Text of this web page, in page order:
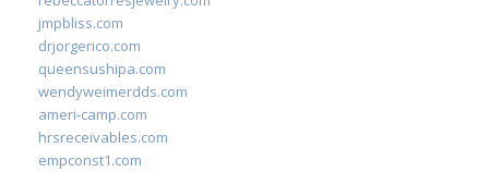
jmpbliss.com
drjorgerico.com
queensushipa.com
wendyweimerdds.com
ameri-camp.com
hrsreceivables.com
empconst1.com